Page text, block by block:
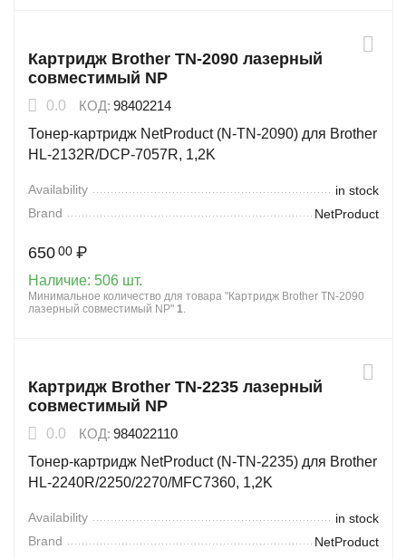
Картридж Brother TN-2090 лазерный
совместимый NP
0.0 КОД: 98402214
Тонер-картридж NetProduct (N-TN-2090) для Brother
HL-2132R/DCP-7057R, 1,2K
Availability
in stock
Brand
NetProduct
650 00 ₽
Наличие: 506 шт.
Минимальное количество для товара "Картридж Brother TN-2090
лазерный совместимый NP" 1.
Картридж Brother TN-2235 лазерный
совместимый NP
0.0 КОД: 984022110
Тонер-картридж NetProduct (N-TN-2235) для Brother
HL-2240R/2250/2270/MFC7360, 1,2K
Availability
in stock
Brand
NetProduct